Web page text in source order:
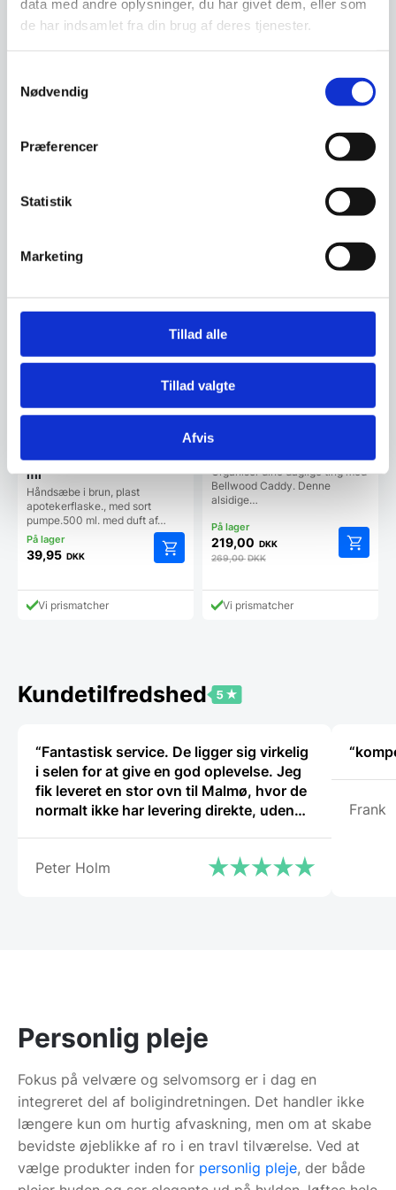
data med andre oplysninger, du har givet dem, eller som
de har indsamlet fra din brug af deres tjenester.
Nødvendig
Præferencer
Statistik
Marketing
Tillad alle
Tillad valgte
Afvis
l: 26 cm, w: 26 cm, h: 9.5 cmGør
plads til dine sæber, shampoo
Lad din krop fugte med denne,
certificeret bodylotion fra…
Old pharmacy bottles 500
ml
Håndsæbe i brun, plast
apotekerflaske., med sort
pumpe.500 ml. med duft af…
39,95 DKK
Vi prismatcher
SPAR 19%
Opbevaring – Bellwood
Organiser dine daglige ting med
Bellwood Caddy. Denne
alsidige…
219,00 DKK
269,00DKK
Vi prismatcher
Kundetilfredshed
“Fantastisk service. De ligger sig virkelig
i selen for at give en god oplevelse. Jeg
fik leveret en stor ovn til Malmø, hvor de
normalt ikke har levering direkte, uden
service er noget ud over det
Peter Holm
Frank
Personlig pleje
Fokus på velvære og selvomsorg er i dag en
integreret del af boligindretningen. Det handler ikke
længere kun om hurtig afvaskning, men om at skabe
bevidste øjeblikke af ro i en travl tilværelse. Ved at
vælge produkter inden for personlig pleje, der både